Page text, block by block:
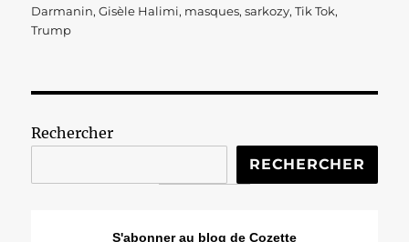
le
Darmanin,Gisèle Halimi, masques,sarkozy,Tik Tok,
Trump
Rechercher
RECHERCHER
S'abonner au blog de Cozette